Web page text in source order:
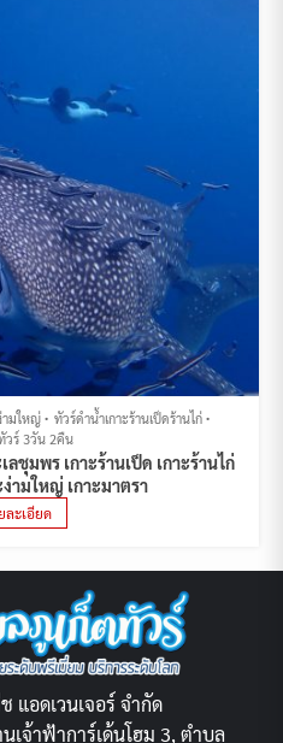
ามใหญ่
ทัวร์ดำน้ำเกาะร้านเป็ดร้านไก่
วร์ 3วัน 2คืน
ชุมพร เกาะร้านเป็ด เกาะร้านไก่
ง่ามใหญ่ เกาะมาตรา
ละเอียด
แอดเวนเจอร์ จำกัด
จ้าฟ้าการ์เด้นโฮม 3, ตำบล